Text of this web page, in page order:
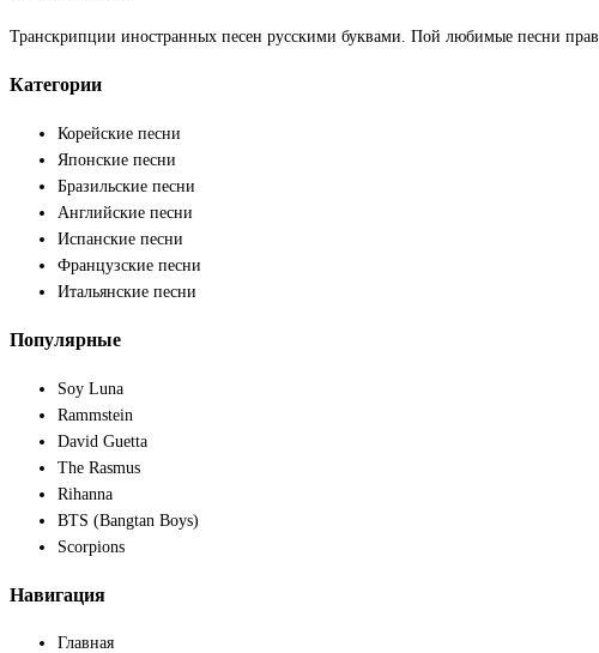
Транскрипции иностранных песен русскими буквами. Пой любимые песни
Категории
Корейские песни
Японские песни
Бразильские песни
Английские песни
Испанские песни
Французские песни
Итальянские песни
Популярные
Soy Luna
Rammstein
David Guetta
The Rasmus
Rihanna
BTS (Bangtan Boys)
Scorpions
Навигация
Главная